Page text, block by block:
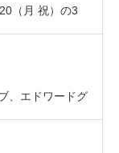
（月 祝）の3
、エドワードグ
査定…